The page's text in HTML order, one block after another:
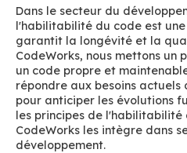
Dans le secteur du
l'habilitabilité du code est
garantit la longévité et la
CodeWorks, nous mettons un
un code propre et
répondre aux besoins actuels
pour anticiper les évolutions
les principes de l'habilitabilité
CodeWorks les intègre dans
développement.